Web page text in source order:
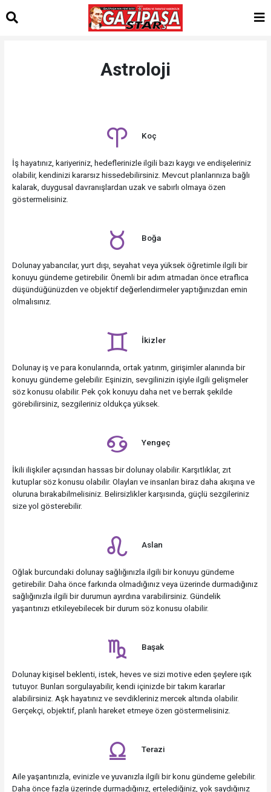
Astroloji
Koç
İş hayatınız, kariyeriniz, hedeflerinizle ilgili bazı kaygı ve endişeleriniz
olabilir, kendinizi kararsız hissedebilirsiniz. Mevcut planlarınıza bağlı
kalarak, duygusal davranışlardan uzak ve sabırlı olmaya özen
göstermelisiniz.
Boğa
Dolunay yabancılar, yurt dışı, seyahat veya yüksek öğretimle ilgili bir
konuyu gündeme getirebilir. Önemli bir adım atmadan önce etraflıca
düşündüğünüzden ve objektif değerlendirmeler yaptığınızdan emin
olmalısınız.
İkizler
Dolunay iş ve para konularında, ortak yatırım, girişimler alanında bir
konuyu gündeme gelebilir. Eşinizin, sevgilinizin işiyle ilgili gelişmeler
söz konusu olabilir. Pek çok konuyu daha net ve berrak şekilde
görebilirsiniz, sezgileriniz oldukça yüksek.
Yengeç
İkili ilişkiler açısından hassas bir dolunay olabilir. Karşıtlıklar, zıt
kutuplar söz konusu olabilir. Olayları ve insanları biraz daha akışına ve
oluruna bırakabilmelisiniz. Belirsizlikler karşısında, güçlü sezgileriniz
size yol gösterebilir.
Aslan
Oğlak burcundaki dolunay sağlığınızla ilgili bir konuyu gündeme
getirebilir. Daha önce farkında olmadığınız veya üzerinde durmadığınız
sağlığınızla ilgili bir durumun ayırdına varabilirsiniz. Gündelik
yaşantınızı etkileyebilecek bir durum söz konusu olabilir.
Başak
Dolunay kişisel beklenti, istek, heves ve sizi motive eden şeylere ışık
tutuyor. Bunları sorgulayabilir, kendi içinizde bir takım kararlar
alabilirsiniz. Aşk hayatınız ve sevdikleriniz mercek altında olabilir.
Gerçekçi, objektif, planlı hareket etmeye özen göstermelisiniz.
Terazi
Aile yaşantınızla, evinizle ve yuvanızla ilgili bir konu gündeme gelebilir.
Daha önce fazla üzerinde durmadığınız, ertelediğiniz, yok saydığınız